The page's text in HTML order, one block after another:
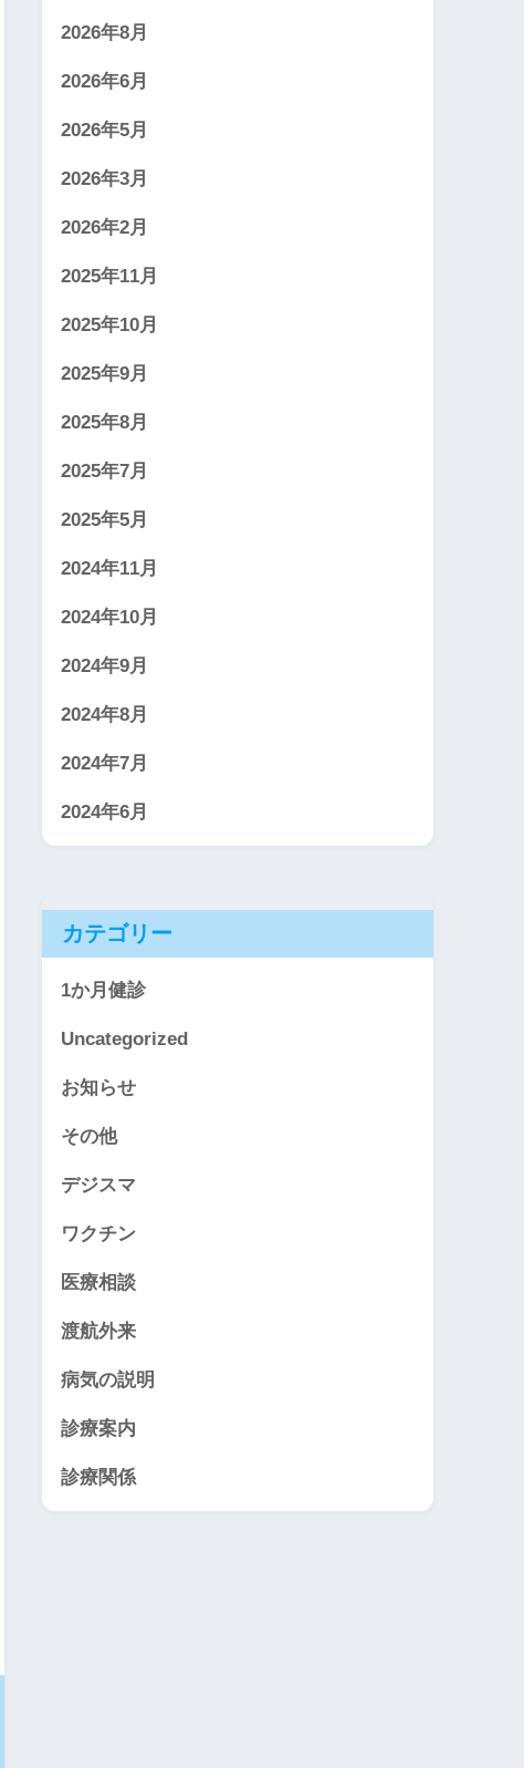
2026年8月
2026年6月
2026年5月
2026年3月
2026年2月
2025年11月
2025年10月
2025年9月
2025年8月
2025年7月
2025年5月
2024年11月
2024年10月
2024年9月
2024年8月
2024年7月
2024年6月
カテゴリー
1か月健診
Uncategorized
お知らせ
その他
デジスマ
ワクチン
医療相談
渡航外来
病気の説明
診療案内
診療関係